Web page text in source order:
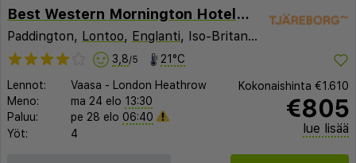
Best Western Mornington Hotel Hyde Park
Paddington, Lontoo, Englanti, Iso-Britannia
3,8/5 21°C
Lennot: Vaasa -
London Heathrow
Meno:
ma 24 elo 13:30
Paluu:
pe 28 elo 06:40
Yöt:
4
Kokonaishinta €1.610
€805
lue lisää